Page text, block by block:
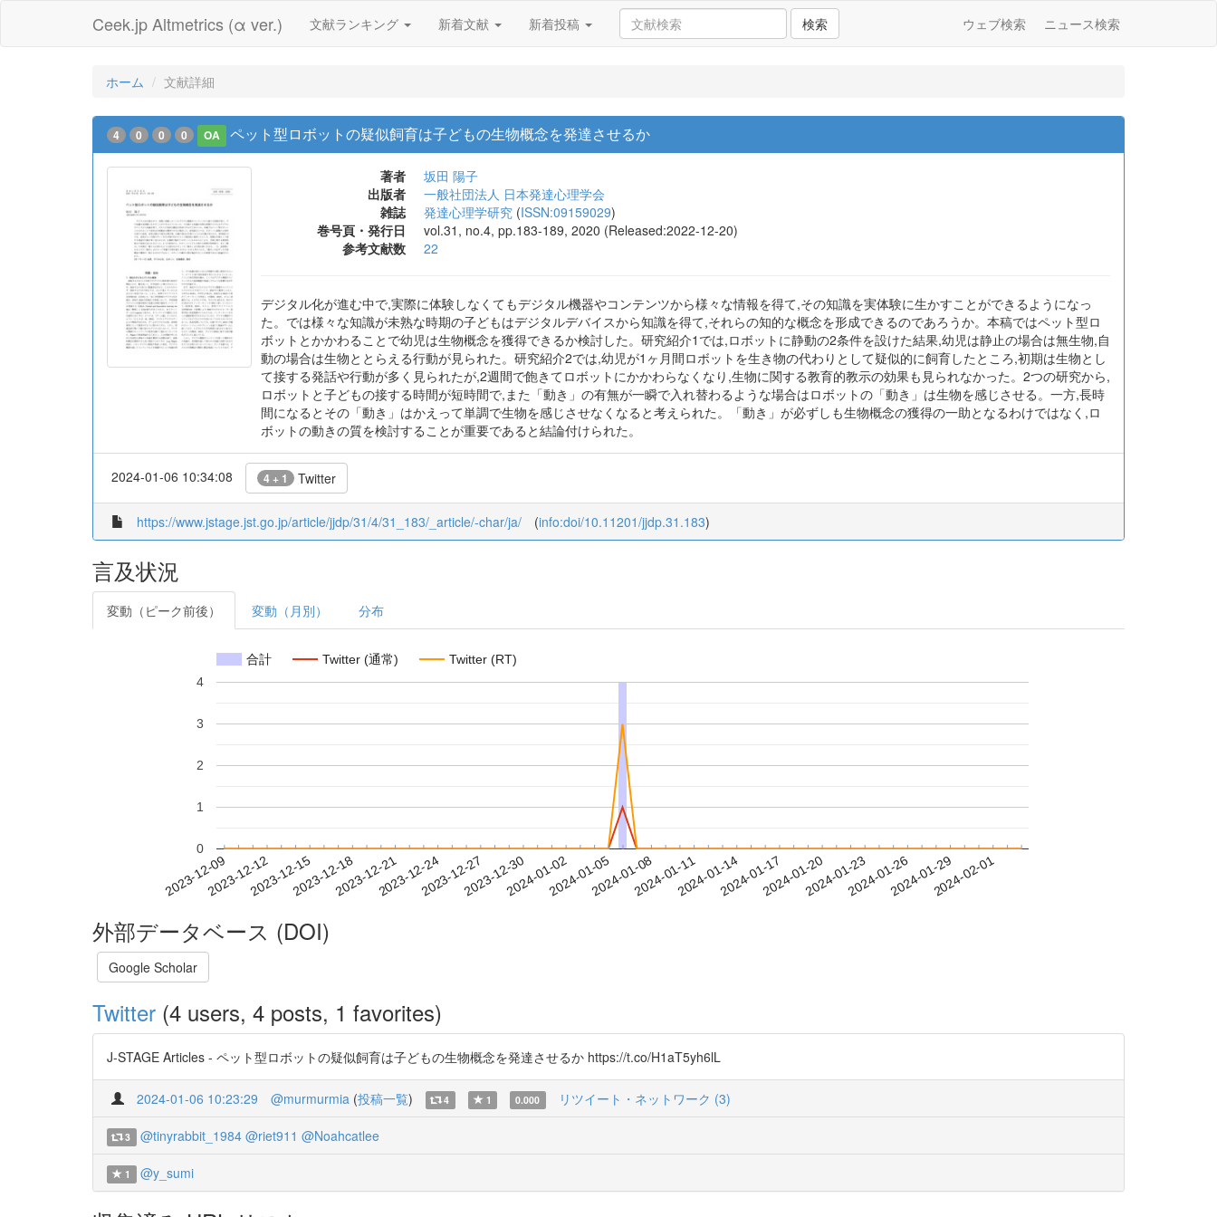
Ceek.jp Altmetrics (α ver.) 文献ランキング 新着文献 新着投稿 検索 ウェブ検索 ニュース検索
ホーム 文献詳細
4 0 0 0 OA ペット型ロボットの疑似飼育は子どもの生物概念を発達させるか
著者
坂田 陽子
出版者
一般社団法人 日本発達心理学会
雑誌
発達心理学研究 (ISSN:09159029)
巻号頁・発行日
vol.31, no.4, pp.183-189, 2020 (Released:2022-12-20)
参考文献数
22
デジタル化が進む中で,実際に体験しなくてもデジタル機器やコンテンツから様々な情報を得て,その知識を実体験に生かすことができるようになっ
た。では様々な知識が未熟な時期の子どもはデジタルデバイスから知識を得て,それらの知的な概念を形成できるのであろうか。本稿ではペット型ロ
ボットとかかわることで幼児は生物概念を獲得できるか検討した。研究紹介1では,ロボットに静動の2条件を設けた結果,幼児は静止の場合は無生物,自
動の場合は生物ととらえる行動が見られた。研究紹介2では,幼児が1ヶ月間ロボットを生き物の代わりとして疑似的に飼育したところ,初期は生物とし
て接する発話や行動が多く見られたが,2週間で飽きてロボットにかかわらなくなり,生物に関する教育的教示の効果も見られなかった。2つの研究から,
ロボットと子どもの接する時間が短時間で,また「動き」の有無が一瞬で入れ替わるような場合はロボットの「動き」は生物を感じさせる。一方,長時
間になるとその「動き」はかえって単調で生物を感じさせなくなると考えられた。「動き」が必ずしも生物概念の獲得の一助となるわけではなく,ロ
ボットの動きの質を検討することが重要であると結論付けられた。
2024-01-06 10:34:08 4 + 1 Twitter
https://www.jstage.jst.go.jp/article/jjdp/31/4/31_183/_article/-char/ja/ (info:doi/10.11201/jjdp.31.183)
言及状況
変動（ピーク前後） 変動（月別） 分布
合計 Twitter (通常) Twitter (RT)
2023-12-092023-12-122023-12-152023-12-182023-12-212023-12-242023-12-272023-12-302024-01-022024-01-052024-01-082024-01-112024-01-142024-01-172024-01-202024-01-232024-01-262024-01-292024-02-01
0
1
2
3
4
外部データベース (DOI)
Google Scholar
Twitter (4 users, 4 posts, 1 favorites)
J-STAGE Articles - ペット型ロボットの疑似飼育は子どもの生物概念を発達させるか https://t.co/H1aT5yh6lL
2024-01-06 10:23:29 @murmurmia (投稿一覧) 4 1 0.000 リツイート・ネットワーク (3)
3 @tinyrabbit_1984 @riet911 @Noahcatlee
1 @y_sumi